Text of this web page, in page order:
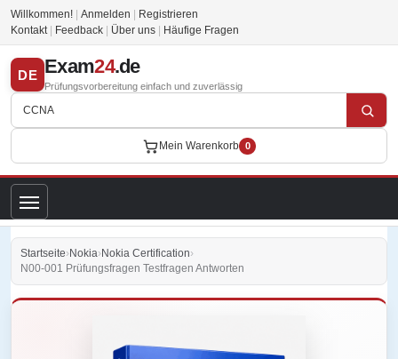
Willkommen! Anmelden
Registrieren
Kontakt
Feedback Über uns Häufige Fragen
DE Exam24.de
Prüfungsvorbereitung einfach und zuverlässig
Mein Warenkorb 0
Startseite›Nokia›Nokia Certification›
N00-001 Prüfungsfragen Testfragen Antworten